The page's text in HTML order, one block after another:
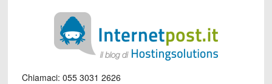
Chiamaci: 055 3031 2626